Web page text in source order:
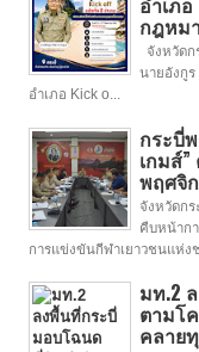
กฎหม
จังหวัดก
นายอังกูร
อำเภอ Kick o...
กระบี่
เกมส์
พฤศจิ
จังหวัดก
คืบหน้าก
การแข่งขันกีฬาเยาวชนแห่งช
มท.2
ตามโ
คลาย